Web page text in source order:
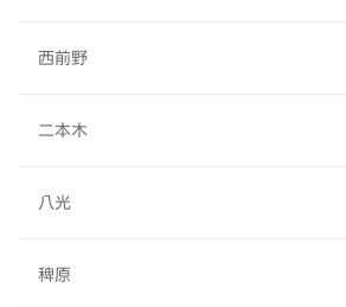
西前野
二本木
八光
稗原